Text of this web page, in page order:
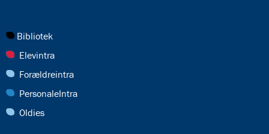
gang!27.0:
Bibliotek
28.0:
Elevintra
29.0:
Forældreintra
30.0:
PersonaleIntra
31.0:
Oldies